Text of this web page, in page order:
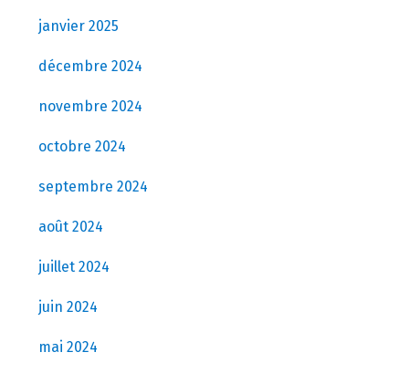
janvier 2025
décembre 2024
novembre 2024
octobre 2024
septembre 2024
août 2024
juillet 2024
juin 2024
mai 2024